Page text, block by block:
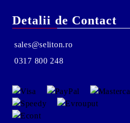
Detalii de Contact
sales@seliton.ro
0317 800 248